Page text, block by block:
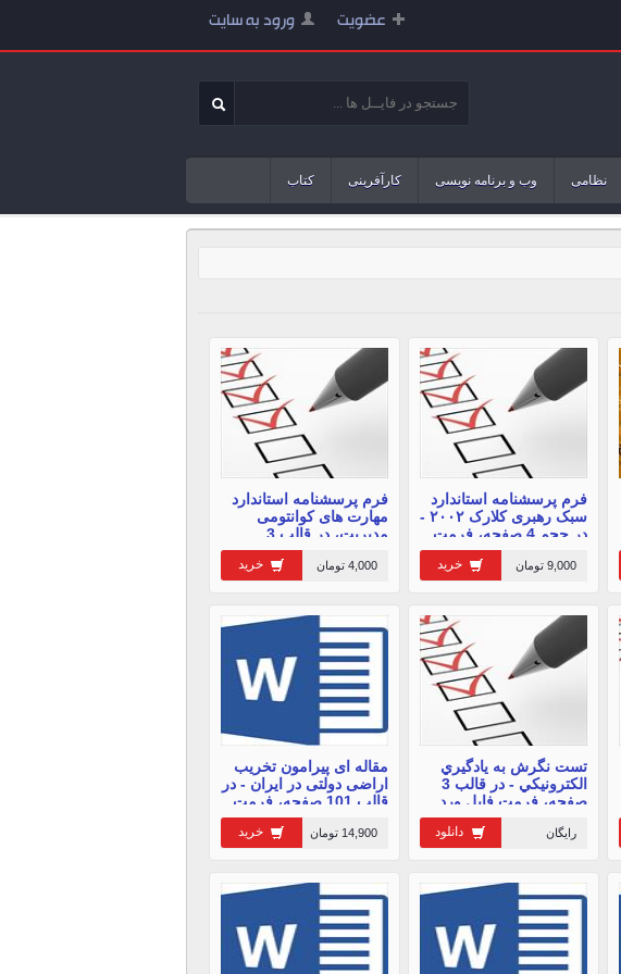
عضویت ورود به سایت
نظامی وب و برنامه نویسی کارآفرینی کتاب
فرم پرسشنامه استاندارد
سبک رهبری کلارک ۲۰۰۲ -
در حجم 4 صفحه، فرمت
خرید 9,000 تومان
فرم پرسشنامه استاندارد
مهارت های کوانتومی
مدیریت، در قالب 3
صفحه، فرمت ورد
خرید 4,000 تومان
تست نگرش به يادگيري
الكترونيكي - در قالب 3
صفحه، فرمت فایل ورد
دانلود رایگان
مقاله ای پیرامون تخریب
اراضی دولتی در ایران - در
قالب 101 صفحه، فرمت
خرید 14,900 تومان